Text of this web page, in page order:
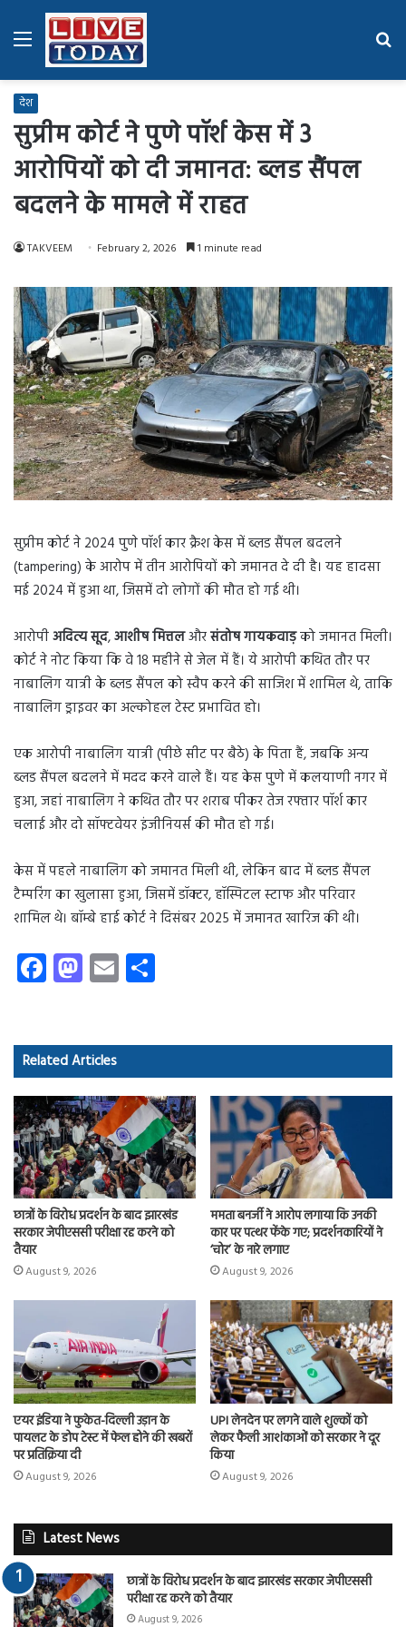
Menu
देश
सुप्रीम कोर्ट ने पुणे पॉर्श केस में 3
आरोपियों को दी जमानत: ब्लड सैंपल
बदलने के मामले में राहत
TAKVEEM February 2, 2026 1 minute read
सुप्रीम कोर्ट ने 2024 पुणे पॉर्श कार क्रैश केस में ब्लड सैंपल बदलने
(tampering) के आरोप में तीन आरोपियों को जमानत दे दी है। यह हादसा
मई 2024 में हुआ था, जिसमें दो लोगों की मौत हो गई थी।
आरोपीअदित्य सूद,आशीष मित्तलऔरसंतोष गायकवाड़को जमानत मिली।
कोर्ट ने नोट किया कि वे 18 महीने से जेल में हैं। ये आरोपी कथित तौर पर
नाबालिग यात्री के ब्लड सैंपल को स्वैप करने की साजिश में शामिल थे, ताकि
नाबालिग ड्राइवर का अल्कोहल टेस्ट प्रभावित हो।
एक आरोपी नाबालिग यात्री (पीछे सीट पर बैठे) के पिता हैं, जबकि अन्य
ब्लड सैंपल बदलने में मदद करने वाले हैं। यह केस पुणे में कलयाणी नगर में
हुआ, जहां नाबालिग ने कथित तौर पर शराब पीकर तेज रफ्तार पॉर्श कार
चलाई और दो सॉफ्टवेयर इंजीनियर्स की मौत हो गई।
केस में पहले नाबालिग को जमानत मिली थी, लेकिन बाद में ब्लड सैंपल
टैम्परिंग का खुलासा हुआ, जिसमें डॉक्टर, हॉस्पिटल स्टाफ और परिवार
शामिल थे। बॉम्बे हाई कोर्ट ने दिसंबर 2025 में जमानत खारिज की थी।
Fa
ce
o
ok
M
as
d
o
n
E
m
Related Articles
छात्रों के विरोध प्रदर्शन के बाद झारखंड
सरकार जेपीएससी परीक्षा रद्द करने को
तैयार
August 9, 2026
ममता बनर्जी ने आरोप लगाया कि उनकी
कार पर पत्थर फेंके गए; प्रदर्शनकारियों ने
‘चोर’ के नारे लगाए
August 9, 2026
एयर इंडिया ने फुकेत-दिल्ली उड़ान के
पायलट के डोप टेस्ट में फेल होने की खबरों
पर प्रतिक्रिया दी
August 9, 2026
UPI लेनदेन पर लगने वाले शुल्कों को
लेकर फैली आशंकाओं को सरकार ने दूर
किया
August 9, 2026
Latest News
छात्रों के विरोध प्रदर्शन के बाद झारखंड सरकार जेपीएससी
परीक्षा रद्द करने को तैयार
August 9, 2026